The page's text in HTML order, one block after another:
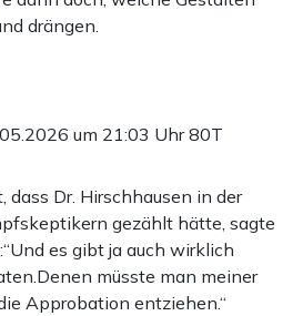
drängen.
um 21:03 Uhr80T
Dr. Hirschhausen in der
gezählt hätte, sagte
es gibt ja auch wirklich
müsste man meiner
Approbation entziehen.“